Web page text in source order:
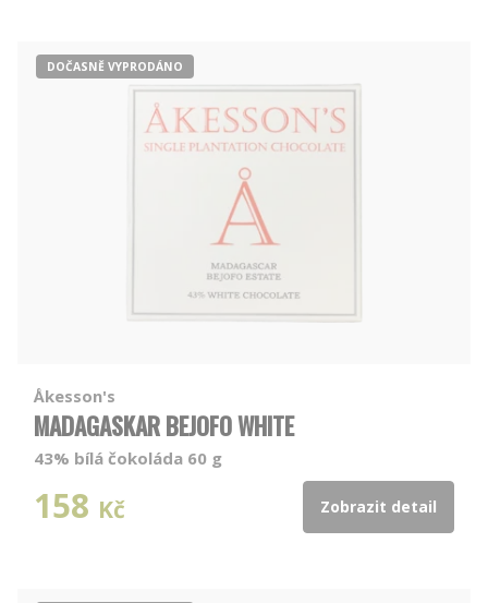
DOČASNĚ VYPRODÁNO
Åkesson's
MADAGASKAR BEJOFO WHITE
43% bílá čokoláda 60 g
158 Kč Zobrazit detail